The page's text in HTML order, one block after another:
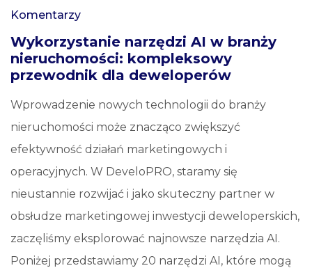
Komentarzy
Wykorzystanie narzędzi AI w branży
nieruchomości: kompleksowy
przewodnik dla deweloperów
Wprowadzenie nowych technologii do branży
nieruchomości może znacząco zwiększyć
efektywność działań marketingowych i
operacyjnych. W DeveloPRO, staramy się
nieustannie rozwijać i jako skuteczny partner w
obsłudze marketingowej inwestycji deweloperskich,
zaczęliśmy eksplorować najnowsze narzędzia AI.
Poniżej przedstawiamy 20 narzędzi AI, które mogą